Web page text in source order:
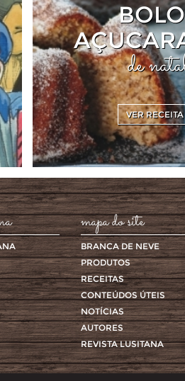
de
VER
mapa do site
BRANCA DE NEVE
PRODUTOS
RECEITAS
CONTEÚDOS ÚTEIS
NOTÍCIAS
AUTORES
REVISTA LUSITANA